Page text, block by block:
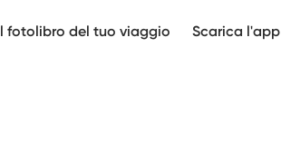
fotolibro del tuo viaggio Scarica l'app